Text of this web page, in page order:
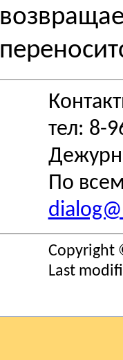
тел: 8-
По
Copyright
Last